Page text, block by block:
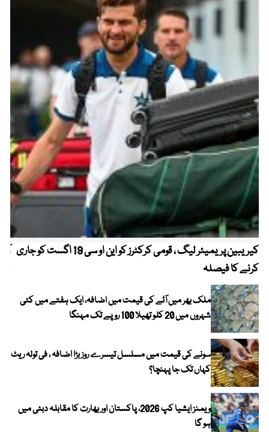
کیریبین پریمیئر لیگ ، قومی کرکٹرز کو این او سی 19 اگست کو جاری
کرنے کا فیصلہ
ملک بھر میں آٹے کی قیمت میں اضافہ، ایک ہفتے میں کئی
شہروں میں 20 کلو تھیلا 100 روپے تک مہنگا
سونے کی قیمت میں مسلسل تیسرے روز بڑا اضافہ ، فی تولہ ریٹ
کہاں تک جا پہنچا؟
ویمنز ایشیا کپ 2026، پاکستان اور بھارت کا مقابلہ دبئی میں
ہو گا